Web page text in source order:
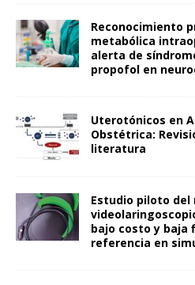
Reconocimiento
metabólica
alerta de
propofol en
Uterotónicos en
Obstétrica:
literatura
Estudio piloto
bajo costo y baja
referencia en